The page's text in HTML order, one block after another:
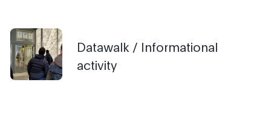
Datawalk / Informational
activity